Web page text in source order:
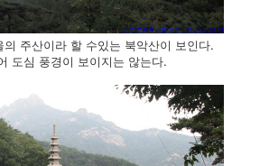
의 주산이라 할 수있는 북악산이 보인다.
도심 풍경이 보이지는 않는다.